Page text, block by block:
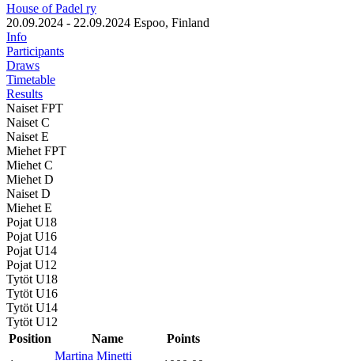
House of Padel ry
20.09.2024 - 22.09.2024 Espoo, Finland
Info
Participants
Draws
Timetable
Results
Naiset FPT
Naiset C
Naiset E
Miehet FPT
Miehet C
Miehet D
Naiset D
Miehet E
Pojat U18
Pojat U16
Pojat U14
Pojat U12
Tytöt U18
Tytöt U16
Tytöt U14
Tytöt U12
Position
Name
Points
Martina Minetti